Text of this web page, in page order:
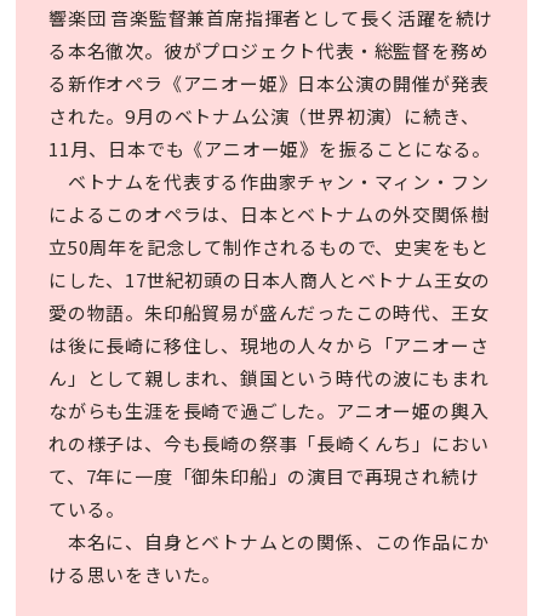
響楽団 音楽監督兼首席指揮者として長く活躍を続け
る本名徹次。彼がプロジェクト代表・総監督を務め
る新作オペラ《アニオー姫》日本公演の開催が発表
された。9月のベトナム公演（世界初演）に続き、
11月、日本でも《アニオー姫》を振ることになる。
ベトナムを代表する作曲家チャン・マィン・フン
によるこのオペラは、日本とベトナムの外交関係樹
立50周年を記念して制作されるもので、史実をもと
にした、17世紀初頭の日本人商人とベトナム王女の
愛の物語。朱印船貿易が盛んだったこの時代、王女
は後に長崎に移住し、現地の人々から「アニオーさ
ん」として親しまれ、鎖国という時代の波にもまれ
ながらも生涯を長崎で過ごした。アニオー姫の輿入
れの様子は、今も長崎の祭事「長崎くんち」におい
て、7年に一度「御朱印船」の演目で再現され続け
ている。
本名に、自身とベトナムとの関係、この作品にか
ける思いをきいた。